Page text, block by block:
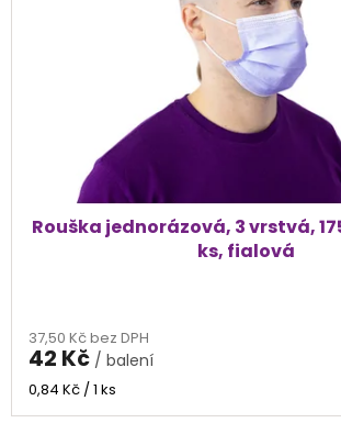
Rouška jednorázová, 3 vrstvá,
ks, fialová
produktu
je
5,0
z
37,50 Kč bez DPH
42 Kč / balení
Měrná
0,84 Kč / 1 ks